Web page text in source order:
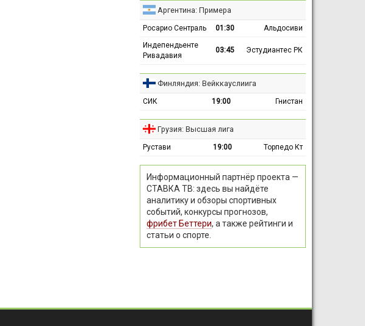
Аргентина: Примера
Росарио Сентраль 01:30
Альдосиви
Индепендьенте
Ривадавия
03:45 Эстудиантес РК
Финляндия: Вейккауслиига
СИК 19:00 Гнистан
Грузия: Высшая лига
Рустави 19:00 Торпедо Кт
Информационный партнёр проекта —
СТАВКА ТВ: здесь вы найдёте
аналитику и обзоры спортивных
событий, конкурсы прогнозов,
фрибет Беттери, а также рейтинги и
статьи о спорте.